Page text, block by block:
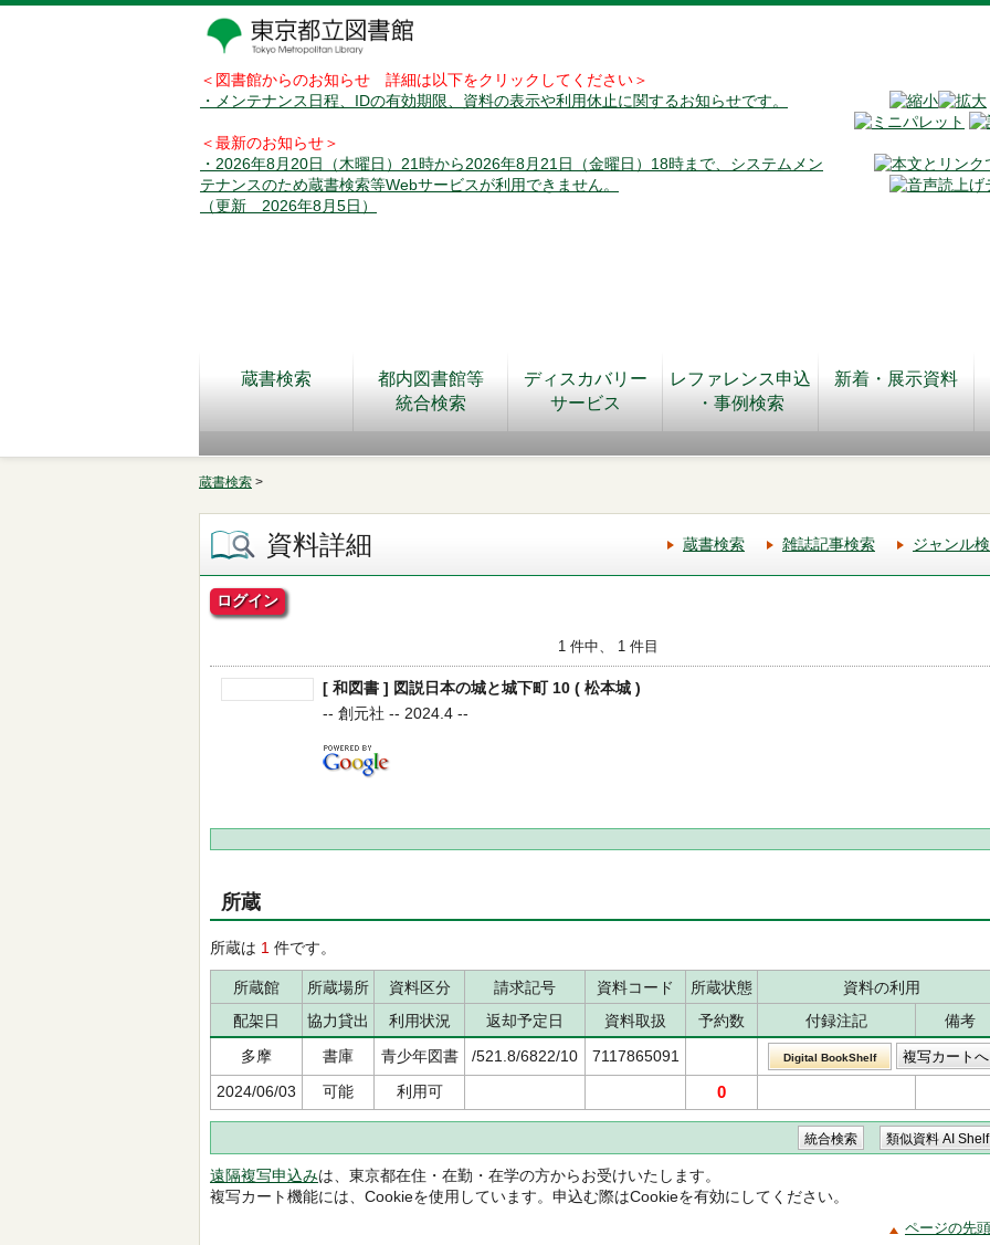
＜図書館からのお知らせ 詳細は以下をクリックしてください＞
・メンテナンス日程、IDの有効期限、資料の表示や利用休止に関するお知らせです。
＜最新のお知らせ＞
・2026年8月20日（木曜日）21時から2026年8月21日（金曜日）18時まで、システムメン
テナンスのため蔵書検索等Webサービスが利用できません。
（更新 2026年8月5日）
蔵書検索
都内図書館等
統合検索
ディスカバリー
サービス
レファレンス申込
・事例検索
新着・展示資料
蔵書検索 >
資料詳細 蔵書検索 雑誌記事検索 ジャンル
ログイン
1 件中、 1 件目
[ 和図書 ] 図説日本の城と城下町 10 ( 松本城 )
-- 創元社 -- 2024.4 --
所蔵
所蔵は 1 件です。
所蔵館 所蔵場所 資料区分 請求記号 資料コード 所蔵状態
資料の利用
配架日
協力貸出 利用状況 返却予定日 資料取扱 予約数 付録注記
備考
多摩
書庫 青少年図書 /521.8/6822/10 7117865091 Digital BookShelf
2024/06/03 可能 利用可 0
遠隔複写申込みは、東京都在住・在勤・在学の方からお受けいたします。
複写カート機能には、Cookieを使用しています。申込む際はCookieを有効にしてください。
ページの先